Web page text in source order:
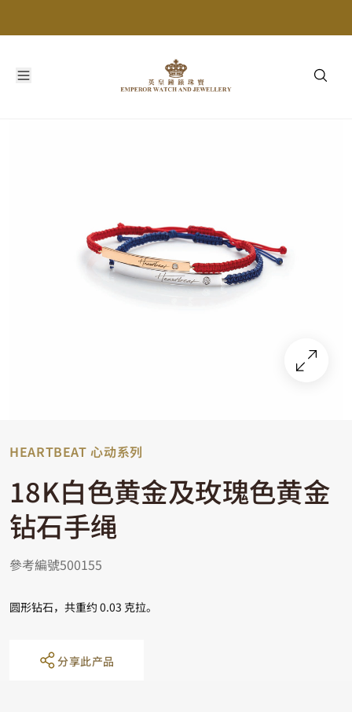
HEARTBEAT 心动系列
18K白色黄金及玫瑰色黄金
钻石手绳
參考編號500155
圆形钻石，共重约 0.03 克拉。
分享此产品